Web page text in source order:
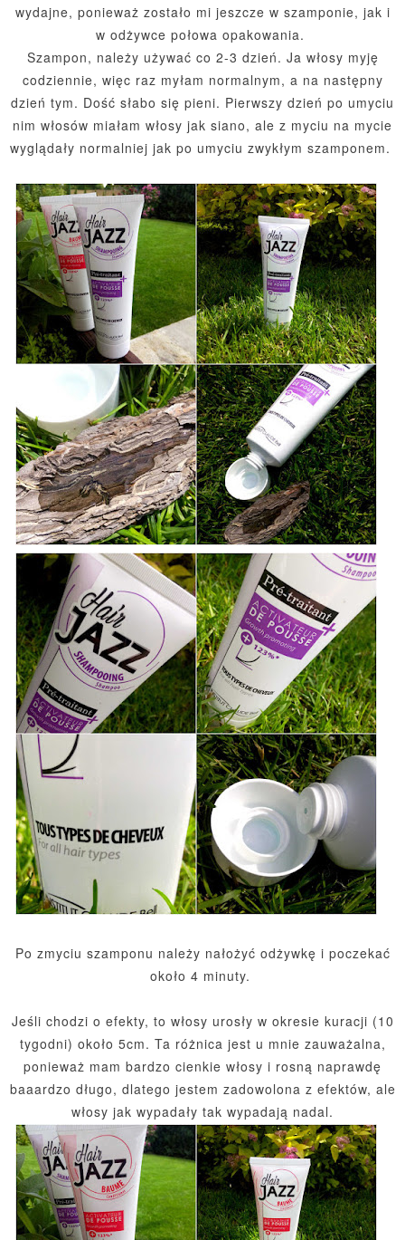
wydajne, ponieważ zostało mi jeszcze w szamponie, jak i
w odżywce połowa opakowania.
Szampon, należy używać co 2-3 dzień. Ja włosy myję
codziennie, więc raz myłam normalnym, a na następny
dzień tym. Dość słabo się pieni. Pierwszy dzień po umyciu
nim włosów miałam włosy jak siano, ale z myciu na mycie
wyglądały normalniej jak po umyciu zwykłym szamponem.
Po zmyciu szamponu należy nałożyć odżywkę i poczekać
około 4 minuty.
Jeśli chodzi o efekty, to włosy urosły w okresie kuracji (10
tygodni) około 5cm. Ta różnica jest u mnie zauważalna,
ponieważ mam bardzo cienkie włosy i rosną naprawdę
baaardzo długo, dlatego jestem zadowolona z efektów, ale
włosy jak wypadały tak wypadają nadal.